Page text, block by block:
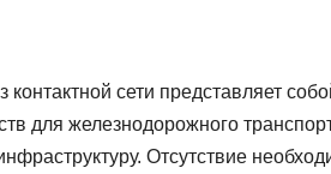
сети представляет
для железнодорожного
Отсутствие